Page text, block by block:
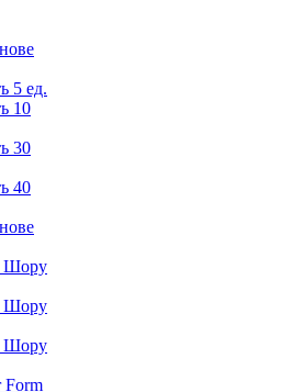
5 ед.
10
30
40
Шору
Шору
Шору
Form